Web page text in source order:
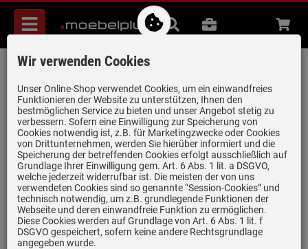
Menü
Suche
B2B Beratung
Dornbracht Tara Ultra Pivot Dark Chrome
33845875-19 Hochdruckarmatur
Artikel-Nummer:19980775 | Herstellernummer: 33845875-19 |
EAN:4099477074856
Wir verwenden Cookies
Unser Online-Shop verwendet Cookies, um ein einwandfreies
Funktionieren der Website zu unterstützen, Ihnen den
bestmöglichen Service zu bieten und unser Angebot stetig zu
verbessern. Sofern eine Einwilligung zur Speicherung von
Cookies notwendig ist, z.B. für Marketingzwecke oder Cookies
von Drittunternehmen, werden Sie hierüber informiert und die
Speicherung der betreffenden Cookies erfolgt ausschließlich auf
Grundlage Ihrer Einwilligung gem. Art. 6 Abs. 1 lit. a DSGVO,
welche jederzeit widerrufbar ist. Die meisten der von uns
verwendeten Cookies sind so genannte “Session-Cookies” und
technisch notwendig, um z.B. grundlegende Funktionen der
Webseite und deren einwandfreie Funktion zu ermöglichen.
Diese Cookies werden auf Grundlage von Art. 6 Abs. 1 lit. f
DSGVO gespeichert, sofern keine andere Rechtsgrundlage
angegeben wurde.